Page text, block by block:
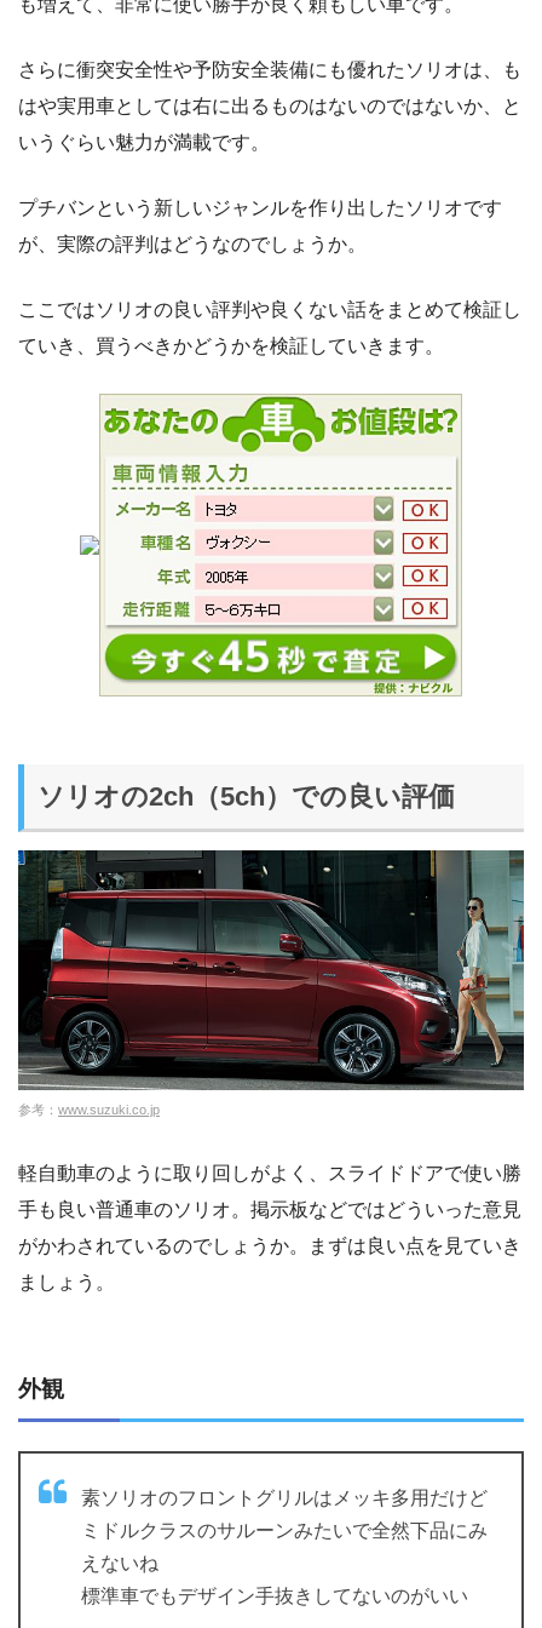
さらに衝突安全性や予防安全装備にも優れたソリオは、も
はや実用車としては右に出るものはないのではないか、と
いうぐらい魅力が満載です。
プチバンという新しいジャンルを作り出したソリオです
が、実際の評判はどうなのでしょうか。
ここではソリオの良い評判や良くない話をまとめて検証し
ていき、買うべきかどうかを検証していきます。
ソリオの2ch（5ch）での良い評価
参考： www.suzuki.co.jp
軽自動車のように取り回しがよく、スライドドアで使い勝
手も良い普通車のソリオ。掲示板などではどういった意見
がかわされているのでしょうか。まずは良い点を見ていき
ましょう。
外観
素ソリオのフロントグリルはメッキ多用だけど
ミドルクラスのサルーンみたいで全然下品にみ
えないね
標準車でもデザイン手抜きしてないのがいい